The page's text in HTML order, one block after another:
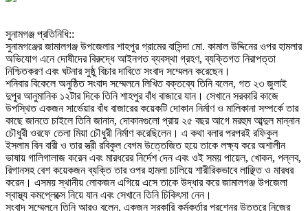
‎সুনামগঞ্জ প্রতিনিধি::
‎সুনামগঞ্জের জামালগঞ্জ উপজেলার শাহপুর গ্রামের বাসিন্দা মো. কামাল উদ্দিনের ওপর হামলার
অভিযোগ এনে দোষীদের বিরুদ্ধে আইনগত ব্যবস্থা গ্রহণ, ব্যক্তিগত নিরাপত্তা
নিশ্চিতকরণ এবং ঘটনার সুষ্ঠু বিচার দাবিতে সংবাদ সম্মেলন করেছেন।
‎শনিবার বিকেলে অনুষ্ঠিত সংবাদ সম্মেলনে লিখিত বক্তব্যে তিনি বলেন, গত ২৩ জুলাই
দুপুর আনুমানিক ১২টার দিকে তিনি শাহপুর বাঁধ বাজারে যান। সেখানে সরকারি কাজে
উপস্থিত একজন সার্ভেয়ার বাঁধ বাজারের কয়েকটি দোকান নির্মাণ ও মালিকানা সম্পর্কে তার
কাছে জানতে চাইলে তিনি জানান, দোকানগুলো প্রায় ২৫ বছর আগে মরহুম আব্দুল মান্নান
চৌধুরী ওরফে তেলা মিয়া চৌধুরী নির্মাণ করেছিলেন। এ কথা বলার পরপরই রফিকুল
ইসলাম বিন বারী ও তার স্ত্রী রবিকুল বেগম উত্তেজিত হয়ে তাকে লক্ষ্য করে অশালীন
ভাষায় গালিগালাজ করেন এবং মারধরের নির্দেশ দেন এবং ওই সময় পায়েল, খোকন, পল্লব,
রিগানসহ বেশ কয়েকজন ব্যক্তি তার ওপর হামলা চালিয়ে শারীরিকভাবে লাঞ্ছিত ও মারধর
করেন। এসময় স্থানীয় লোকজন এগিয়ে এসে তাকে উদ্ধার করে জামালগঞ্জ উপজেলা
স্বাস্থ্য কমপ্লেক্সে নিয়ে যান এবং সেখানে তিনি চিকিৎসা নেন।
‎সংবাদ সম্মেলনে তিনি আরও বলেন, একজন সরকারি কর্মকর্তার প্রশ্নের উত্তরে নিজের